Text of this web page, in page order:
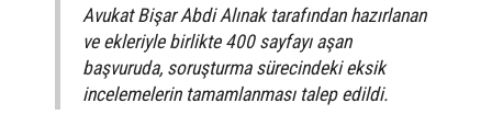
Avukat Bişar Abdi Alınak tarafından hazırlanan
ve ekleriyle birlikte 400 sayfayı aşan
başvuruda, soruşturma sürecindeki eksik
incelemelerin tamamlanması talep edildi.